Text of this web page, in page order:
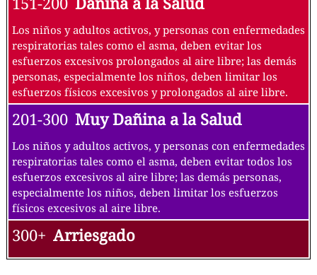
Los niños y adultos activos, y personas con enfermedades
respiratorias tales como el asma, deben evitar los
esfuerzos excesivos prolongados al aire libre; las demás
personas, especialmente los niños, deben limitar los
esfuerzos físicos excesivos y prolongados al aire libre.
201-300 Muy Dañina a la Salud
Los niños y adultos activos, y personas con enfermedades
respiratorias tales como el asma, deben evitar todos los
esfuerzos excesivos al aire libre; las demás personas,
especialmente los niños, deben limitar los esfuerzos
físicos excesivos al aire libre.
300+ Arriesgado